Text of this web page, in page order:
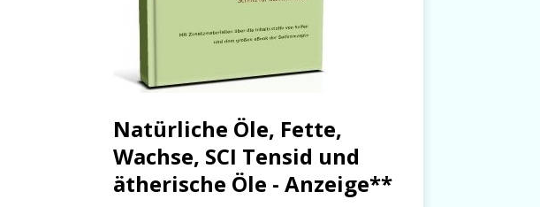
Natürliche Öle, Fette,
Wachse, SCI Tensid und
ätherische Öle - Anzeige**